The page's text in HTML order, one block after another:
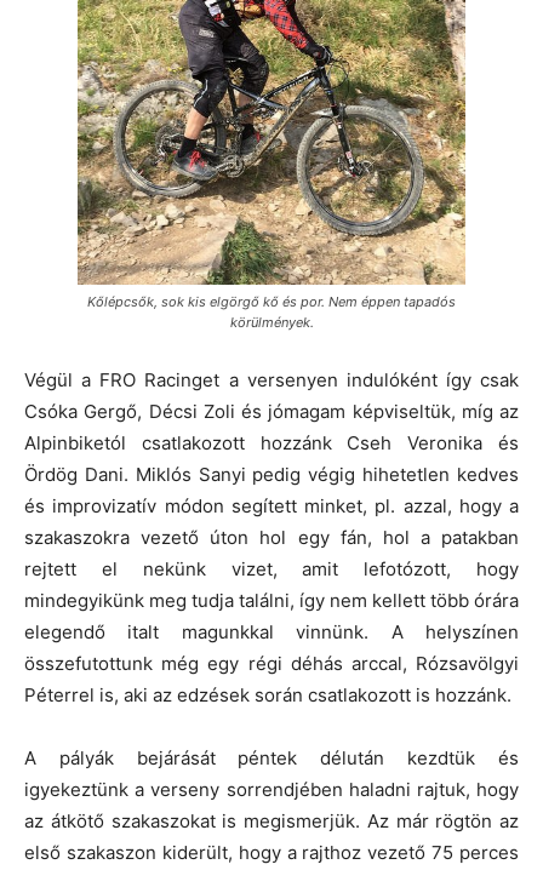
Kőlépcsők, sok kis elgörgő kő és por. Nem éppen tapadós
körülmények.
Végül a FRO Racinget a versenyen indulóként így csak
Csóka Gergő, Décsi Zoli és jómagam képviseltük, míg az
Alpinbiketól csatlakozott hozzánk Cseh Veronika és
Ördög Dani. Miklós Sanyi pedig végig hihetetlen kedves
és improvizatív módon segített minket, pl. azzal, hogy a
szakaszokra vezető úton hol egy fán, hol a patakban
rejtett el nekünk vizet, amit lefotózott, hogy
mindegyikünk meg tudja találni, így nem kellett több órára
elegendő italt magunkkal vinnünk. A helyszínen
összefutottunk még egy régi déhás arccal, Rózsavölgyi
Péterrel is, aki az edzések során csatlakozott is hozzánk.
A pályák bejárását péntek délután kezdtük és
igyekeztünk a verseny sorrendjében haladni rajtuk, hogy
az átkötő szakaszokat is megismerjük. Az már rögtön az
első szakaszon kiderült, hogy a rajthoz vezető 75 perces